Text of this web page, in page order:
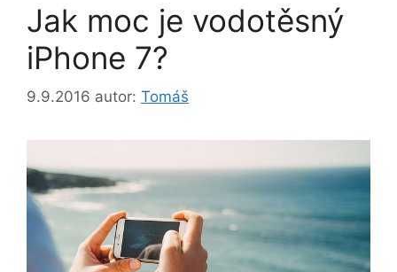
Jak moc je vodotěsný
iPhone 7?
9.9.2016 autor: Tomáš